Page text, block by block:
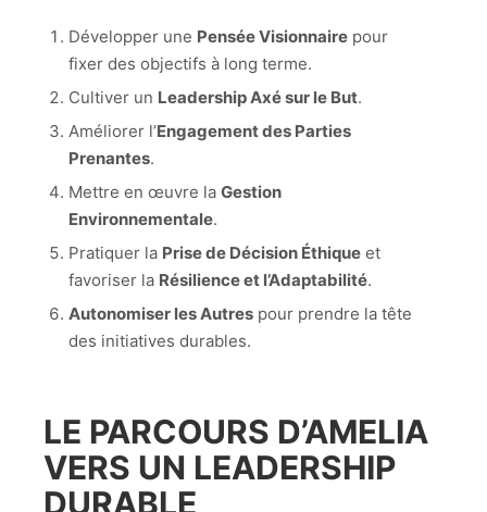
Développer une Pensée Visionnairepour
fixer des objectifs à long terme.
Cultiver un Leadership Axé sur le But.
Améliorer l’Engagement des Parties
Prenantes.
Mettre en œuvre la Gestion
Environnementale.
Pratiquer la Prise de Décision Éthiqueet
favoriser la Résilience et l’Adaptabilité.
Autonomiser les Autrespour prendre la tête
des initiatives durables.
LE PARCOURS D’AMELIA
VERS UN LEADERSHIP
DURABLE